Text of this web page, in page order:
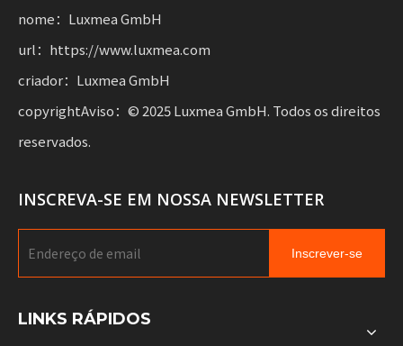
nome：Luxmea GmbH
url：https://www.luxmea.com
criador：Luxmea GmbH
copyrightAviso：© 2025 Luxmea GmbH. Todos os direitos
reservados.
INSCREVA-SE EM NOSSA NEWSLETTER
Inscrever-se
LINKS RÁPIDOS